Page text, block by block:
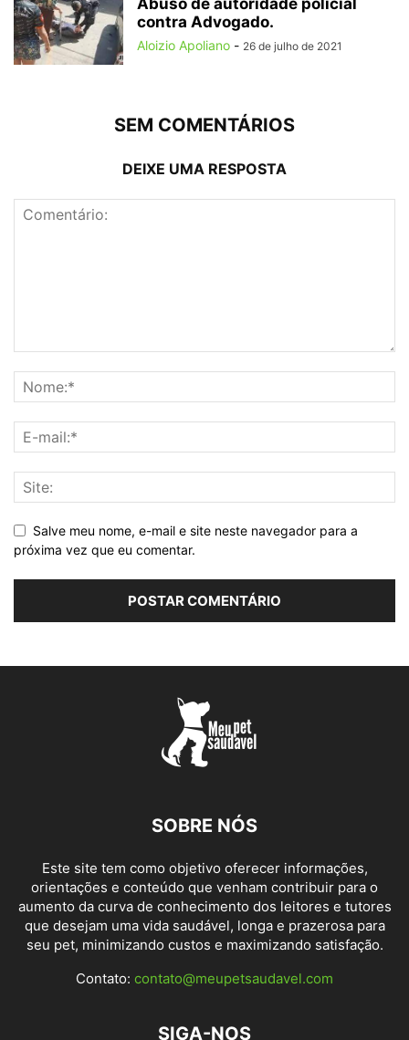
contra Advogado.
Aloizio Apoliano - 26 de julho de 2021
SEM COMENTÁRIOS
DEIXE UMA RESPOSTA
Salve meu nome, e-mail e site neste navegador para a
próxima vez que eu comentar.
SOBRE NÓS
Este site tem como objetivo oferecer informações,
orientações e conteúdo que venham contribuir para o
aumento da curva de conhecimento dos leitores e tutores
que desejam uma vida saudável, longa e prazerosa para
seu pet, minimizando custos e maximizando satisfação.
Contato: contato@meupetsaudavel.com
SIGA-NOS